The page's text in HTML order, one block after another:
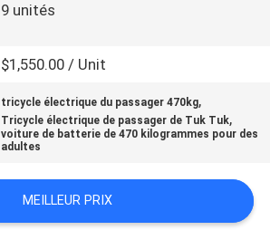
9 unités
$1,550.00 / Unit
tricycle électrique du passager 470kg,
Tricycle électrique de passager de Tuk Tuk,
voiture de batterie de 470 kilogrammes pour des
adultes
MEILLEUR PRIX